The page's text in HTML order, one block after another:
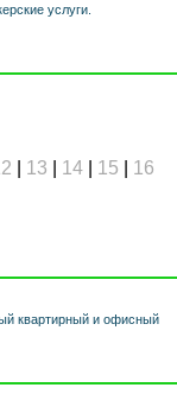
услуги.
13 14| 15
16
квартирный и офисный